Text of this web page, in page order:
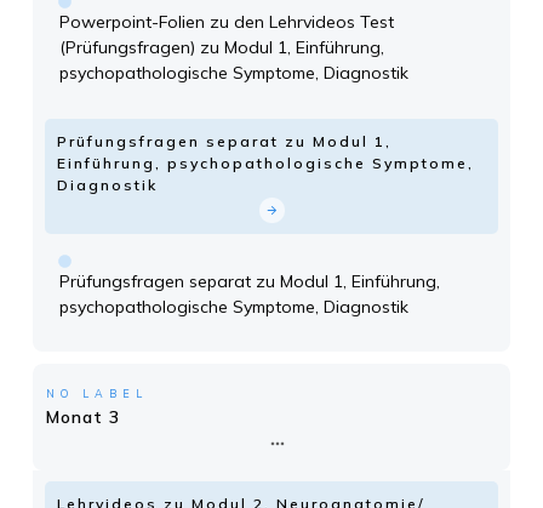
Powerpoint-Folien zu den Lehrvideos Test
(Prüfungsfragen) zu Modul 1, Einführung,
psychopathologische Symptome, Diagnostik
Prüfungsfragen separat zu Modul 1,
Einführung, psychopathologische Symptome,
Diagnostik
Prüfungsfragen separat zu Modul 1, Einführung,
psychopathologische Symptome, Diagnostik
NO LABEL
Monat 3
Lehrvideos zu Modul 2, Neuroanatomie/